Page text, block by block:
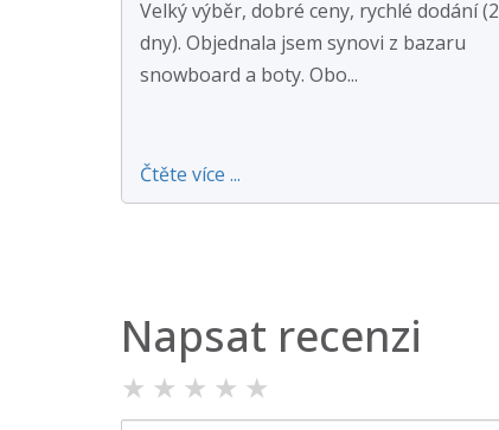
Velký výběr, dobré ceny, rychlé dodání (2
dny). Objednala jsem synovi z bazaru
snowboard a boty. Obo...
Čtěte více ...
Napsat recenzi
★ ★ ★ ★ ★